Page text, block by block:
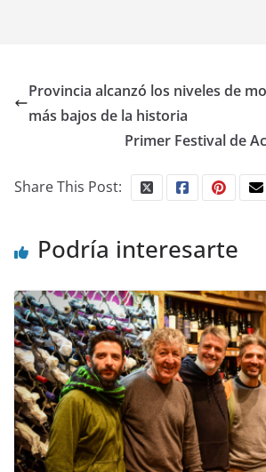
Provincia alcanzó los niveles de
más bajos de la historia
Primer Festival de
Share This Post:
Podría interesarte